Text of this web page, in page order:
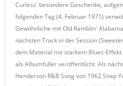
Curless' besondere Geschenke,
folgenden Tag (4. Februar 1971)
Gewöhnliche mit Old Ramblin'
nächsten Track in der Session
dem Material mit starkem Blues-
als Albumfüller veröffentlicht. Als
Henderson R&B Song von 1962 Snap